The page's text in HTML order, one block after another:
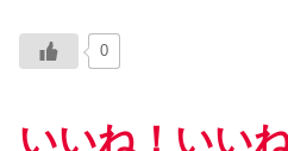
0
いいね！いいね